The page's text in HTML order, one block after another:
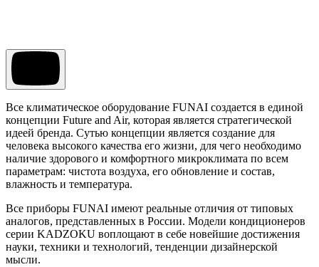
Все климатическое оборудование FUNAI создается в единой
концепции Future and Air, которая является стратегической
идеей бренда. Сутью концепции является создание для
человека высокого качества его жизни, для чего необходимо
наличие здорового и комфортного микроклимата по всем
параметрам: чистота воздуха, его обновление и состав,
влажность и температура.
Все приборы FUNAI имеют реальные отличия от типовых
аналогов, представленных в России. Модели кондиционеров
серии KADZOKU воплощают в себе новейшие достижения
науки, техники и технологий, тенденции дизайнерской
мысли.